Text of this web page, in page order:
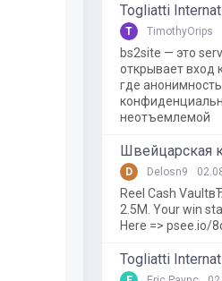
T TimothyOrips
bs2site — это
открывает вход
где
неотъемлемой
D Delosn9
Reel Cash
2.5M. Your win
Here => psee.io/